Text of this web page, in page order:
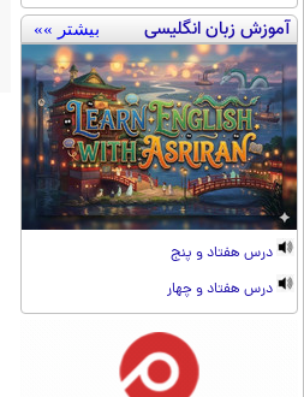
آموزش زبان انگلیسی بیشتر »»
درس هفتاد و پنج
درس هفتاد و چهار